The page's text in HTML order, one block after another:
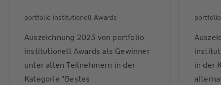
portfolio institutionell Awards
Auszeichnung 2023 von portfolio
institutionell Awards als Gewinner
unter allen Teilnehmern in der
Kategorie "Bestes
in der